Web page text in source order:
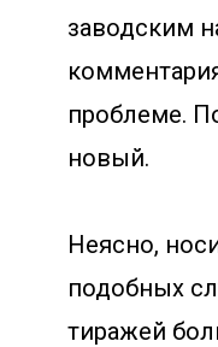
заводским
проблеме.
новый.
Неясно,
подобных
тиражей